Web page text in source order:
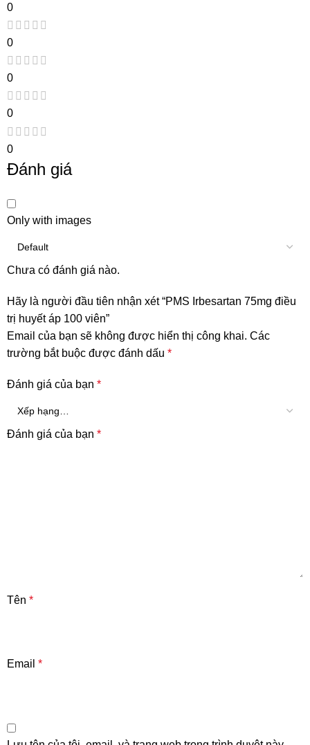
0
0
0
0
0
Đánh giá
Only with images
Chưa có đánh giá nào.
Hãy là người đầu tiên nhận xét “PMS Irbesartan 75mg điều
trị huyết áp 100 viên”
Email của bạn sẽ không được hiển thị công khai. Các
trường bắt buộc được đánh dấu*
Đánh giá của bạn*
Đánh giá của bạn*
Tên*
Email*